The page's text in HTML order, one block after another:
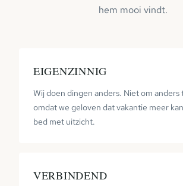
hem mooi vindt.
EIGENZINNIG
Wij doen dingen anders. Niet om anders
omdat we geloven dat vakantie meer
bed met uitzicht.
VERBINDEND